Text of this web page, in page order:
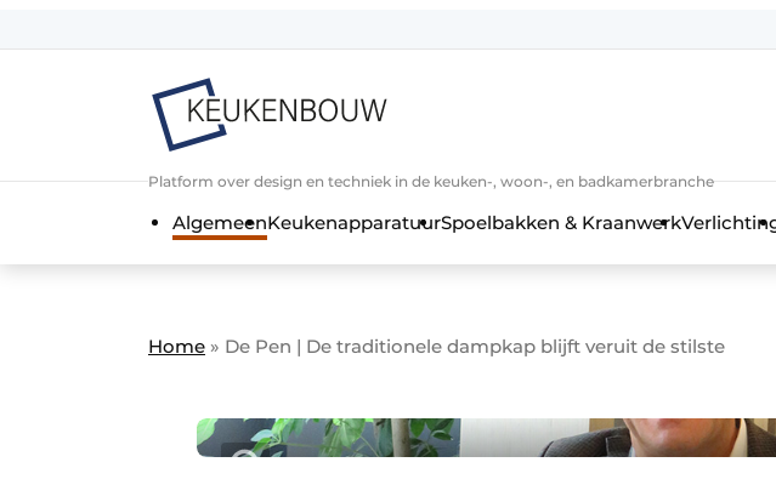
Algemene voorwaarden
Contact
Keukenbouw | Platform over design en techniek in de
Nieuwsbrief
Platform over design en techniek in de keuken-, woon-, en badkamerbranche
AlgemeenKeukenapparatuurSpoelbakken & Kraanwerk
Home » De Pen | De traditionele dampkap blijft veruit de stilste